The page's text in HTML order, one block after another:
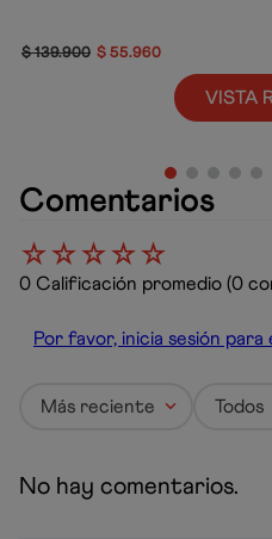
$139.900 $ 55.960
VISTA
Comentarios
☆☆☆☆☆
0 Calificación promedio (0
Por favor, inicia sesión
Más reciente Todos
No hay comentarios.